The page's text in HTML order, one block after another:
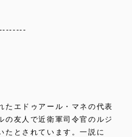
たエドゥアール・マネの代表
の友人で近衛軍司令官のルジ
たとされています。一説に